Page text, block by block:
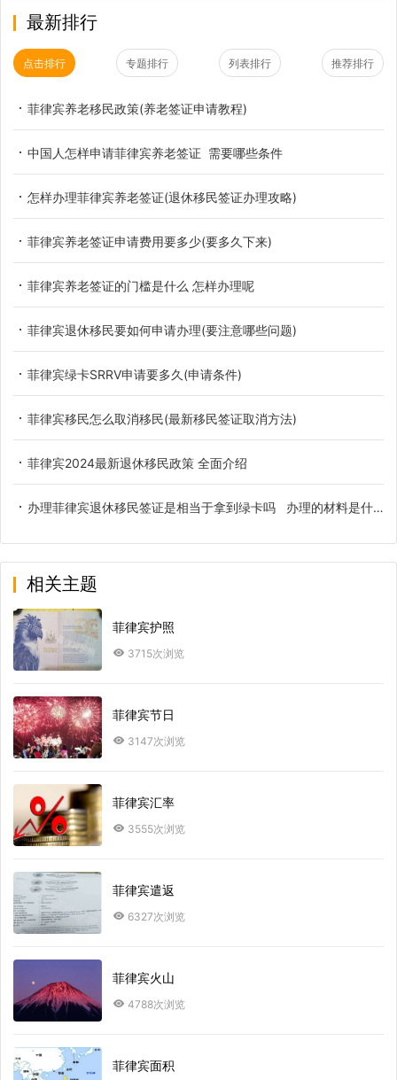
最新排行
点击排行 专题排行 列表排行 推荐排行
菲律宾养老移民政策(养老签证申请教程)
中国人怎样申请菲律宾养老签证 需要哪些条件
怎样办理菲律宾养老签证(退休移民签证办理攻略)
菲律宾养老签证申请费用要多少(要多久下来)
菲律宾养老签证的门槛是什么 怎样办理呢
菲律宾退休移民要如何申请办理(要注意哪些问题)
菲律宾绿卡SRRV申请要多久(申请条件)
菲律宾移民怎么取消移民(最新移民签证取消方法)
菲律宾2024最新退休移民政策 全面介绍
办理菲律宾退休移民签证是相当于拿到绿卡吗 办理的材料是什么
相关主题
菲律宾护照
3715次浏览
菲律宾节日
3147次浏览
菲律宾汇率
3555次浏览
菲律宾遣返
6327次浏览
菲律宾火山
4788次浏览
菲律宾面积